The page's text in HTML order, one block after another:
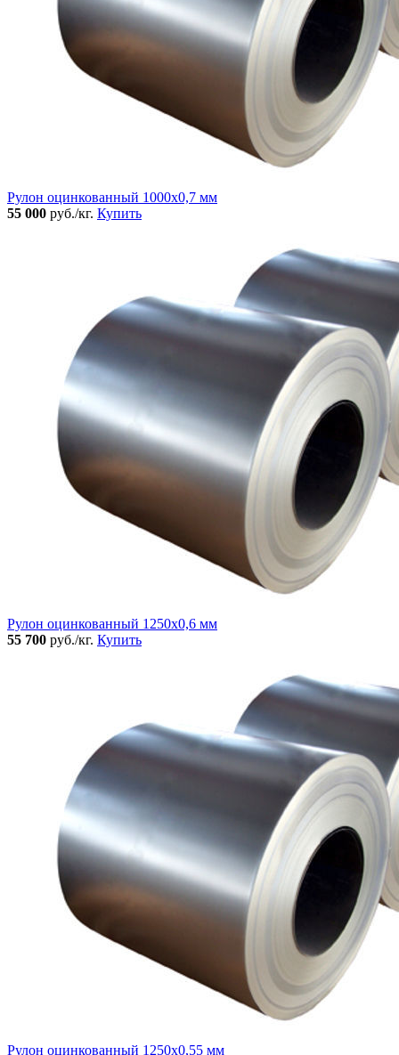
Рулон оцинкованный 1000х0,7 мм
55 000 руб./кг. Купить
Рулон оцинкованный 1250х0,6 мм
55 700 руб./кг. Купить
Рулон оцинкованный 1250х0,55 мм